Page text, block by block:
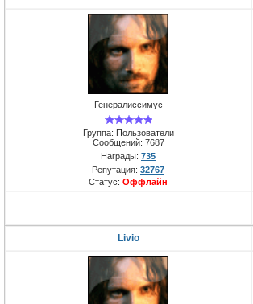
Генералиссимус
Группа: Пользователи
Сообщений: 7687
Награды: 735
Репутация: 32767
Статус: Оффлайн
Livio